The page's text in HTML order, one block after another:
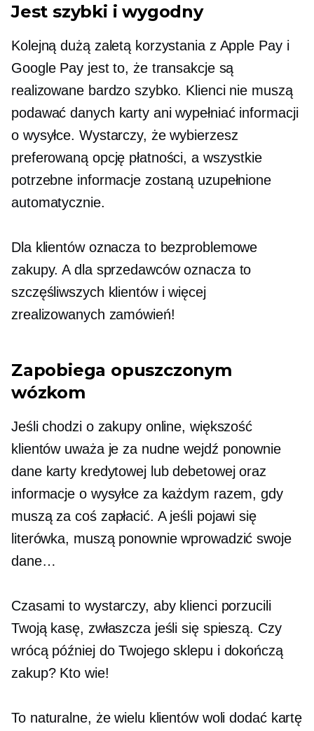
Jest szybki i wygodny
Kolejną dużą zaletą korzystania z Apple Pay i
Google Pay jest to, że transakcje są
realizowane bardzo szybko. Klienci nie muszą
podawać danych karty ani wypełniać informacji
o wysyłce. Wystarczy, że wybierzesz
preferowaną opcję płatności, a wszystkie
potrzebne informacje zostaną uzupełnione
automatycznie.
Dla klientów oznacza to bezproblemowe
zakupy. A dla sprzedawców oznacza to
szczęśliwszych klientów i więcej
zrealizowanych zamówień!
Zapobiega opuszczonym
wózkom
Jeśli chodzi o zakupy online, większość
klientów uważa je za nudnewejdź ponownie
dane karty kredytowej lub debetowej oraz
informacje o wysyłce za każdym razem, gdy
muszą za coś zapłacić. A jeśli pojawi się
literówka, muszą ponownie wprowadzić swoje
dane…
Czasami to wystarczy, aby klienci porzucili
Twoją kasę, zwłaszcza jeśli się spieszą. Czy
wrócą później do Twojego sklepu i dokończą
zakup? Kto wie!
To naturalne, że wielu klientów woli dodać kartę